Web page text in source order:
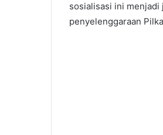
sosialisasi ini menjadi
penyelenggaraan